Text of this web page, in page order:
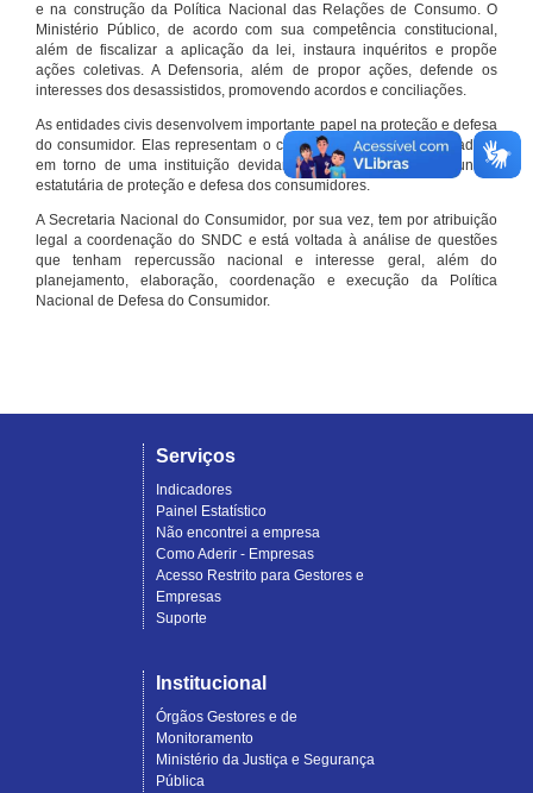
e na construção da Política Nacional das Relações de Consumo. O
Ministério Público, de acordo com sua competência constitucional,
além de fiscalizar a aplicação da lei, instaura inquéritos e propõe
ações coletivas. A Defensoria, além de propor ações, defende os
interesses dos desassistidos, promovendo acordos e conciliações.
As entidades civis desenvolvem importante papel na proteção e defesa
do consumidor. Elas representam o conjunto organizado de cidadãos
em torno de uma instituição devidamente registrada e com função
estatutária de proteção e defesa dos consumidores.
A Secretaria Nacional do Consumidor, por sua vez, tem por atribuição
legal a coordenação do SNDC e está voltada à análise de questões
que tenham repercussão nacional e interesse geral, além do
planejamento, elaboração, coordenação e execução da Política
Nacional de Defesa do Consumidor.
Serviços
Indicadores
Painel Estatístico
Não encontrei a empresa
Como Aderir - Empresas
Acesso Restrito para Gestores e
Empresas
Suporte
Institucional
Órgãos Gestores e de
Monitoramento
Ministério da Justiça e Segurança
Pública